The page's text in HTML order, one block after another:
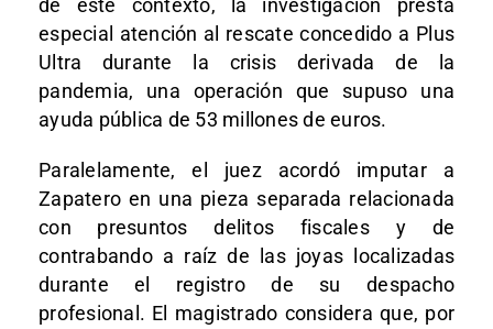
de este contexto, la investigación presta
especial atención al rescate concedido a Plus
Ultra durante la crisis derivada de la
pandemia, una operación que supuso una
ayuda pública de 53 millones de euros.
Paralelamente, el juez acordó imputar a
Zapatero en una pieza separada relacionada
con presuntos delitos fiscales y de
contrabando a raíz de las joyas localizadas
durante el registro de su despacho
profesional. El magistrado considera que, por